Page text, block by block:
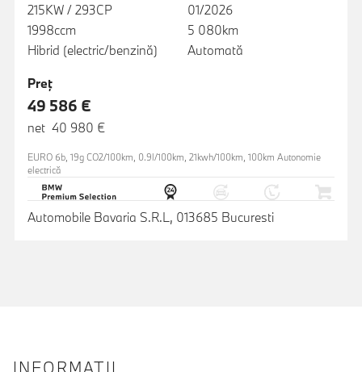
215KW / 293CP
1998ccm
Hibrid (electric/benzină)
01/2026
5 080km
Automată
Preţ
49 586 €
net 40 980 €
EURO 6b, 19g CO2/100km, 0.9l/100km, 21kwh/100km, 100km Autonomie
electrică
Automobile Bavaria S.R.L, 013685 Bucuresti
INFORMAŢII